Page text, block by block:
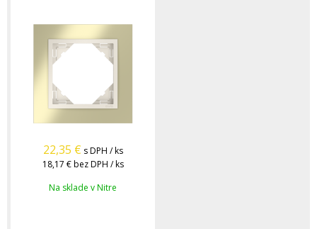
22,35 € s DPH / ks
18,17 € bez DPH / ks
Na sklade v Nitre